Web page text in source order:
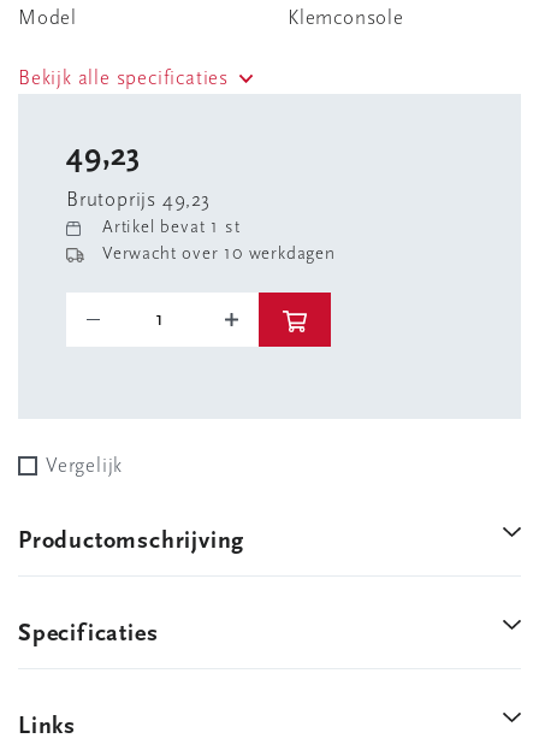
Model
Klemconsole
Bekijk alle specificaties
49,23
Brutoprijs 49,23
Artikel bevat 1 st
Verwacht over 10 werkdagen
Vergelijk
Productomschrijving
Specificaties
Links